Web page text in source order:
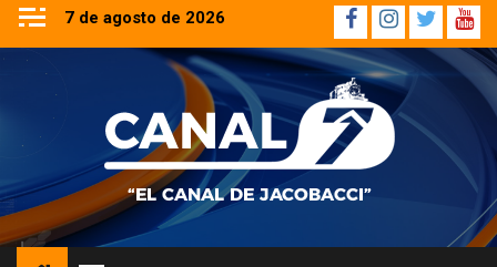
Saltar
contenido
7 de agosto de 2026 Facebook
Instagram
Twitter